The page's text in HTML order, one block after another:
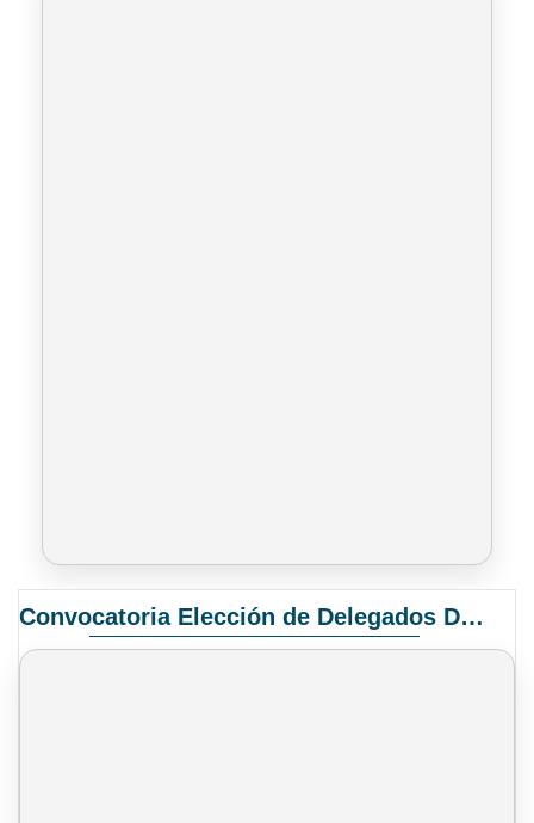
Convocatoria Elección de Delegados Docentes para el XIV Congreso Nacional de Universidades